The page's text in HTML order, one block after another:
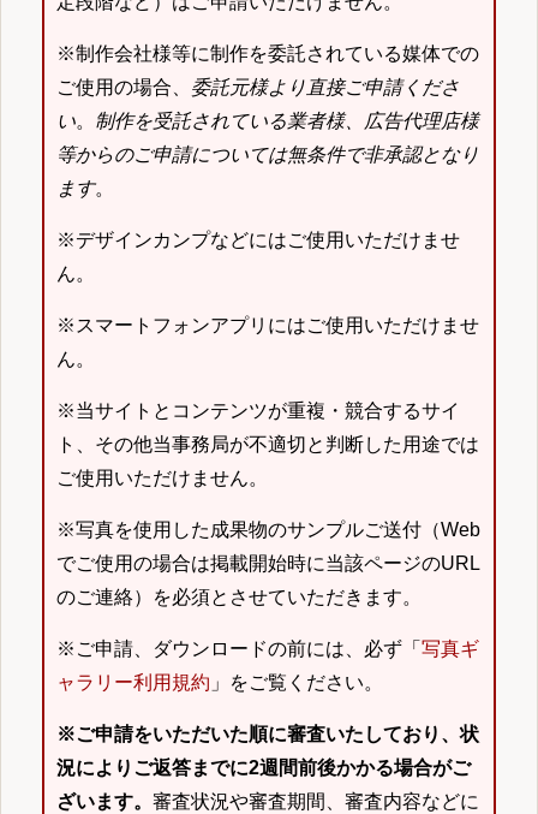
※制作会社様等に制作を委託されている媒体での
ご使用の場合、 委託元様より直接ご申請くださ
い。 制作を受託されている業者様、広告代理店様
等からのご申請については無条件で非承認となり
ます。
※デザインカンプなどにはご使用いただけませ
ん。
※スマートフォンアプリにはご使用いただけませ
ん。
※当サイトとコンテンツが重複・競合するサイ
ト、その他当事務局が不適切と判断した用途では
ご使用いただけません。
※写真を使用した成果物のサンプルご送付（Web
でご使用の場合は掲載開始時に当該ページのURL
のご連絡）を必須とさせていただきます。
※ご申請、ダウンロードの前には、必ず「 写真ギ
ャラリー利用規約 」をご覧ください。
※ご申請をいただいた順に審査いたしており、状
況によりご返答までに2週間前後かかる場合がご
ざいます。 審査状況や審査期間、審査内容などに